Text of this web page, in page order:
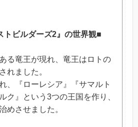
トビルダーズ2』の世界観■
る竜王が現れ、竜王はロトの
れました。
、『ローレシア』『サマルト
ク』という3つの王国を作り、
めさせました。